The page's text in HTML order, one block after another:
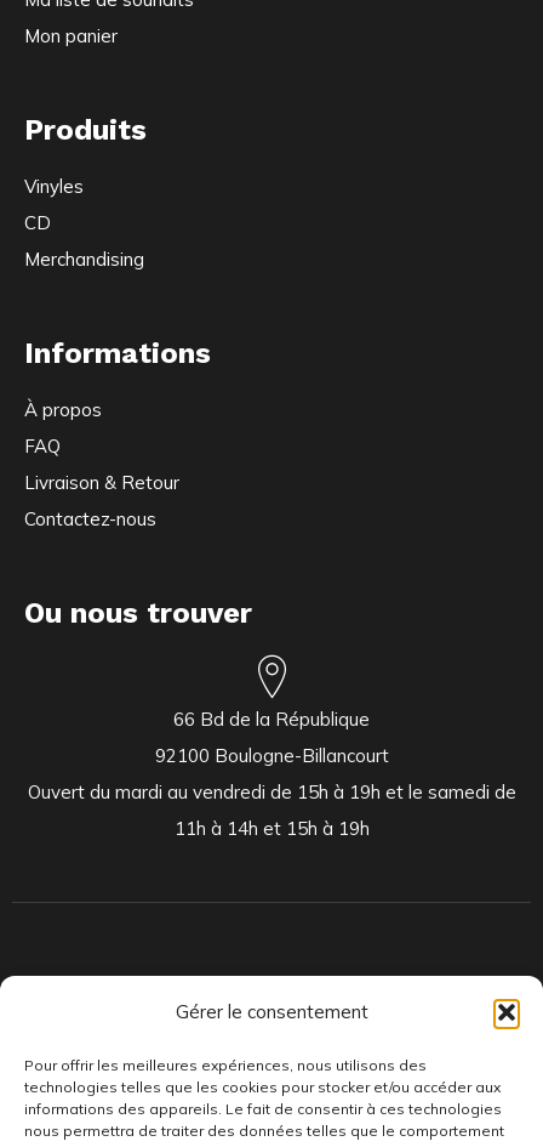
Gérer le consentement
Pour offrir les meilleures expériences, nous utilisons des
technologies telles que les cookies pour stocker et/ou accéder aux
informations des appareils. Le fait de consentir à ces technologies
nous permettra de traiter des données telles que le comportement
Mon panier
Produits
Vinyles
CD
Merchandising
Informations
À propos
FAQ
Livraison & Retour
Contactez-nous
Ou nous trouver
66 Bd de la République
92100 Boulogne-Billancourt
Ouvert du mardi au vendredi de 15h à 19h et le samedi de
11h à 14h et 15h à 19h
toujours des pépites musicales, dont des vinyles rares et exclusifs.